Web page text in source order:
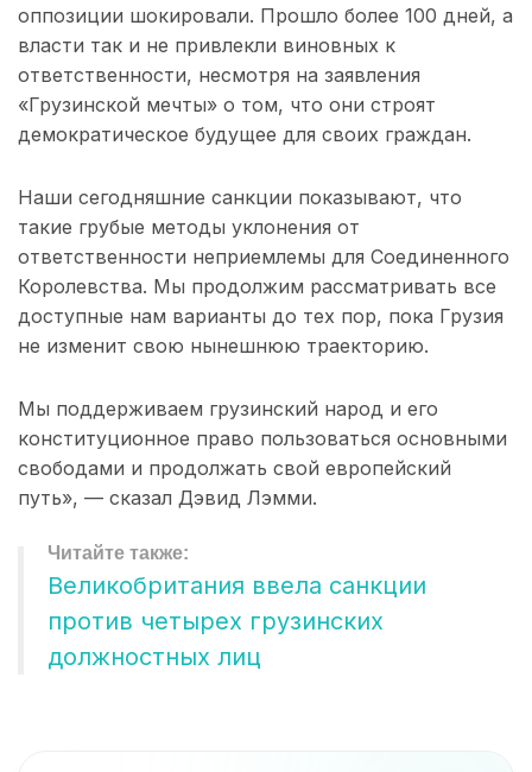
оппозиции шокировали. Прошло более 100 дней, а
власти так и не привлекли виновных к
ответственности, несмотря на заявления
«Грузинской мечты» о том, что они строят
демократическое будущее для своих граждан.
Наши сегодняшние санкции показывают, что
такие грубые методы уклонения от
ответственности неприемлемы для Соединенного
Королевства. Мы продолжим рассматривать все
доступные нам варианты до тех пор, пока Грузия
не изменит свою нынешнюю траекторию.
Мы поддерживаем грузинский народ и его
конституционное право пользоваться основными
свободами и продолжать свой европейский
путь», — сказал Дэвид Лэмми.
Великобритания ввела санкции
против четырех грузинских
должностных лиц